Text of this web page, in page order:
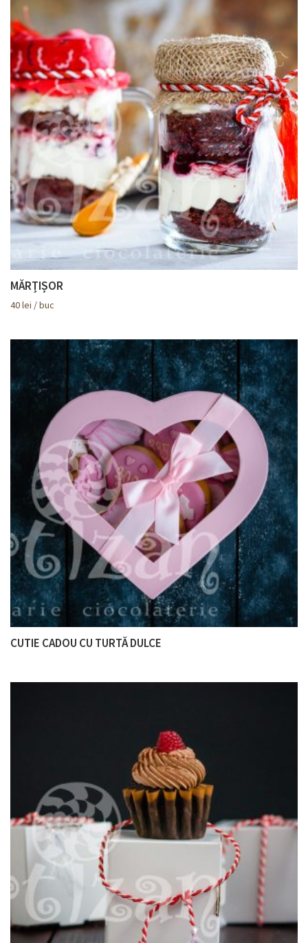
MĂRȚIȘOR
40lei / buc
CUTIE CADOU CU TURTĂ DULCE